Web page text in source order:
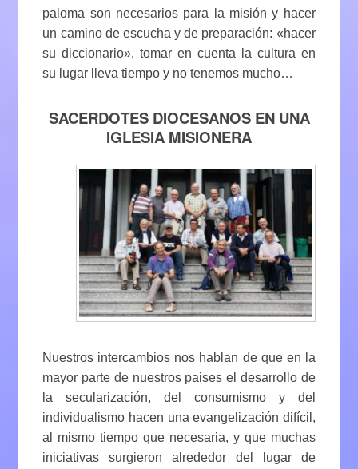
paloma son necesarios para la misión y hacer
un camino de escucha y de preparación: «hacer
su diccionario», tomar en cuenta la cultura en
su lugar lleva tiempo y no tenemos mucho…
SACERDOTES DIOCESANOS EN UNA
IGLESIA MISIONERA
Nuestros intercambios nos hablan de que en la
mayor parte de nuestros paises el desarrollo de
la secularización, del consumismo y del
individualismo hacen una evangelización difícil,
al mismo tiempo que necesaria, y que muchas
iniciativas surgieron alrededor del lugar de